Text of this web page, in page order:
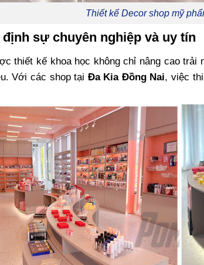
Thiết kế Decor shop mỹ
định sự chuyên nghiệp và uy tín
thiết kế khoa học không chỉ nâng cao
Với các shop tại Đa Kia Đồng Nai, việc